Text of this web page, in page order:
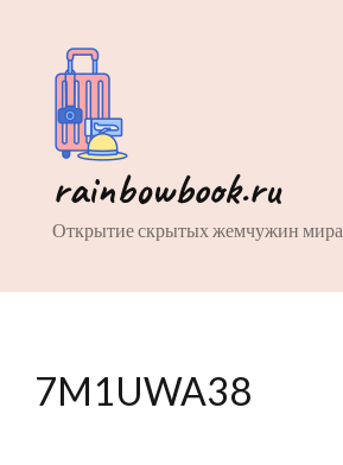
rainbowbook.ru
Открытие скрытых жемчужин мира
7M1UWA38